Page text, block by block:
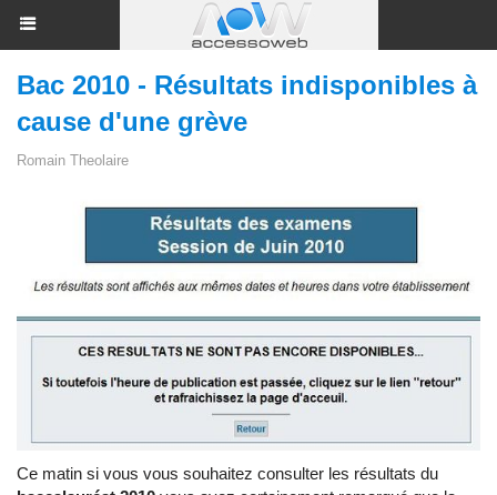
Bac 2010 - Résultats indisponibles à
cause d'une grève
Romain Theolaire
Ce matin si vous vous souhaitez consulter les résultats du